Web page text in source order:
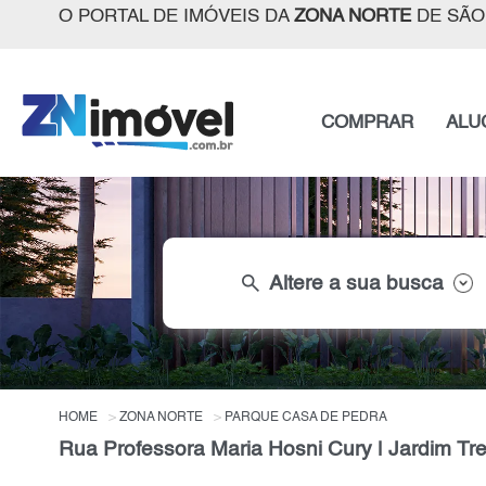
O PORTAL DE IMÓVEIS DA ZONA NORTEDE SÃO
COMPRAR
search Altere a sua busca
HOME ZONA NORTE PARQUE CASA DE PEDRA
Rua Professora Maria Hosni Cury | Jardim